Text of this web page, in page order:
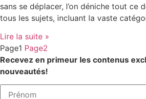
sans se déplacer, l’on déniche tout ce
tous les sujets, incluant la vaste
Lire la suite »
Page1 Page2
Recevez en primeur les contenus
nouveautés!